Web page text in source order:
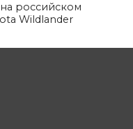
российском
Wildlander